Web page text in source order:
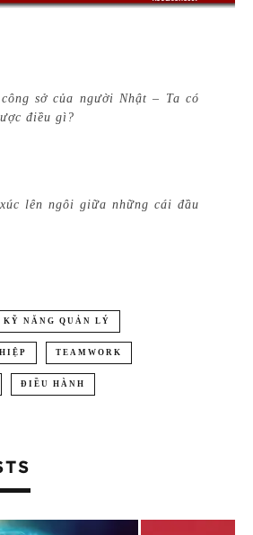
sở của người Nhật – Ta có
điều gì?
lên ngôi giữa những cái đầu
KỸ NĂNG QUẢN LÝ
TEAMWORK
ĐIỀU HÀNH